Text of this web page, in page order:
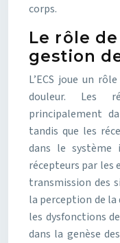
corps.
Le rôle de
gestion
L’ECS joue un
douleur. Les
principalement
tandis que les
dans le système
récepteurs par les
transmission des
la perception de la
les dysfonctions
dans la genèse